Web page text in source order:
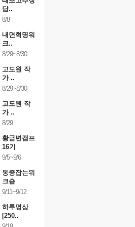
담..
8/8
내면혁명워
크..
8/29~8/30
고도원 작
가 ..
8/29~8/30
고도원 작
가 ..
8/29
황금변캠프
16기
9/5~9/6
통증잡는워
크숍
9/11~9/12
하루명상
[250..